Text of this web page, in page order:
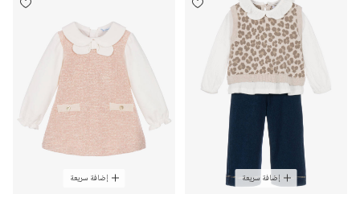
إضافة سريعة إضافة سريعة